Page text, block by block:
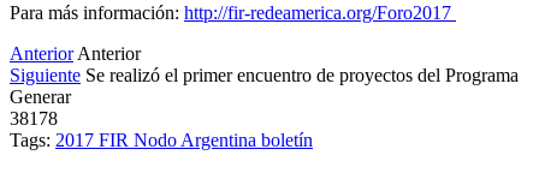
Para más información: http://fir-redeamerica.org/Foro2017
Anterior Anterior
Siguiente Se realizó el primer encuentro de proyectos del Programa
Generar
38178
Tags: 2017 FIR Nodo Argentina boletín